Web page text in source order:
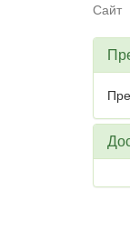
Сайт